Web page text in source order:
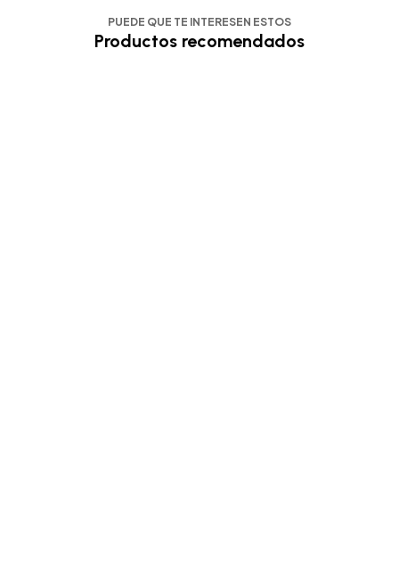
PUEDE QUE TE INTERESEN ESTOS
Productos recomendados